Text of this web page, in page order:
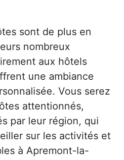
sont de plus en
nombreux
aux hôtels
une ambiance
Vous serez
attentionnés,
par leur région, qui
sur les activités et
à Apremont-la-